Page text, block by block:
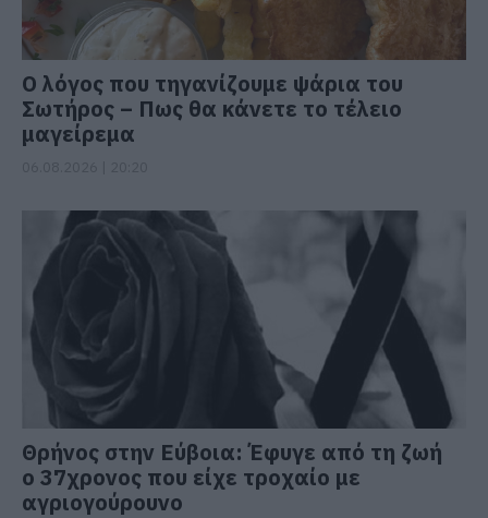
Ο λόγος που τηγανίζουμε ψάρια του
Σωτήρος – Πως θα κάνετε το τέλειο
μαγείρεμα
Θρήνος στην Εύβοια: Έφυγε από τη ζωή
ο 37χρονος που είχε τροχαίο με
αγριογούρουνο